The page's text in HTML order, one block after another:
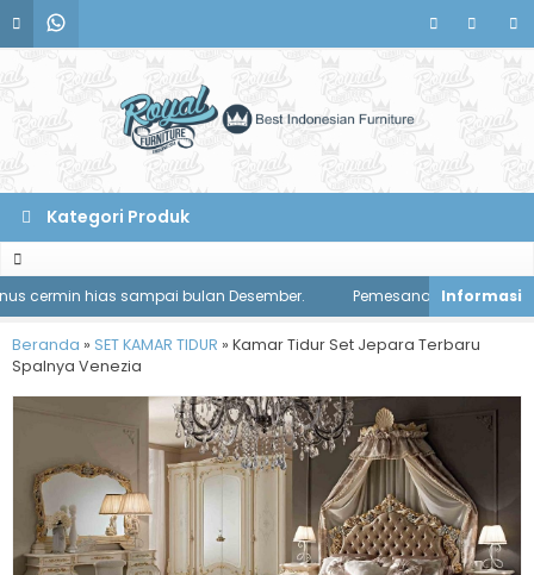
Kategori Produk
hias sampai bulan Desember. Pemesanan meja makan
Beranda » SET KAMAR TIDUR » Kamar Tidur Set Jepara Terbaru
Spalnya Venezia